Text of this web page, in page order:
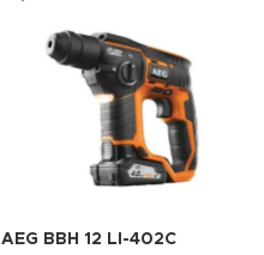
AEG BBH 12 LI-402C